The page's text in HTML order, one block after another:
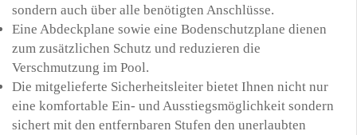
sondern auch über alle benötigten Anschlüsse.
Eine Abdeckplane sowie eine Bodenschutzplane dienen
zum zusätzlichen Schutz und reduzieren die
Verschmutzung im Pool.
Die mitgelieferte Sicherheitsleiter bietet Ihnen nicht nur
eine komfortable Ein- und Ausstiegsmöglichkeit sondern
sichert mit den entfernbaren Stufen den unerlaubten